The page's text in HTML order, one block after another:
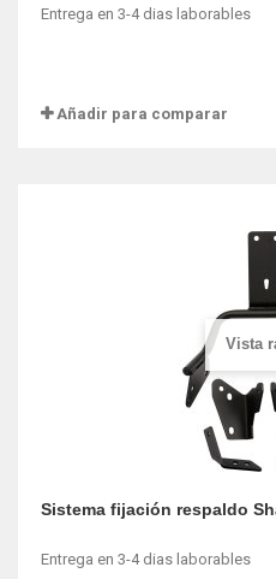
Entrega en 3-4 dias laborables
Añadir para comparar
Vista
Sistema fijación respaldo
Entrega en 3-4 dias laborables